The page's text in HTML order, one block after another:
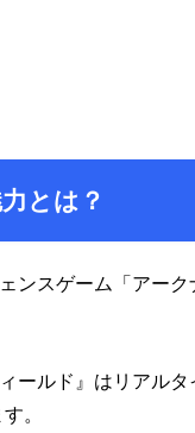
とは？
ンスゲーム「アー
ールド』はリアルタ
。